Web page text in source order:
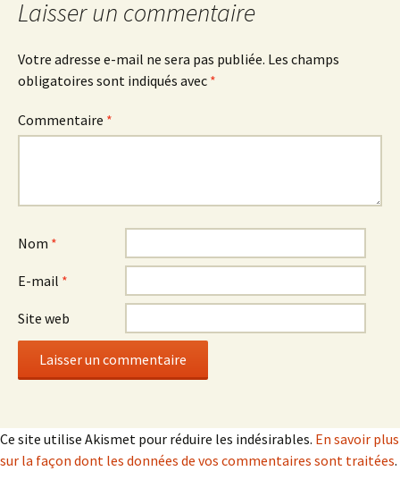
Laisser un commentaire
Votre adresse e-mail ne sera pas publiée. Les champs
obligatoires sont indiqués avec *
Commentaire *
Nom *
E-mail *
Site web
Ce site utilise Akismet pour réduire les indésirables. En savoir plus
sur la façon dont les données de vos commentaires sont traitées.